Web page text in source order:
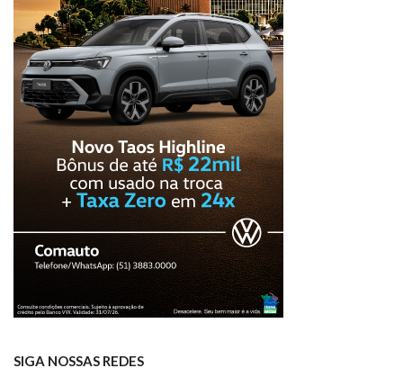
SIGA NOSSAS REDES